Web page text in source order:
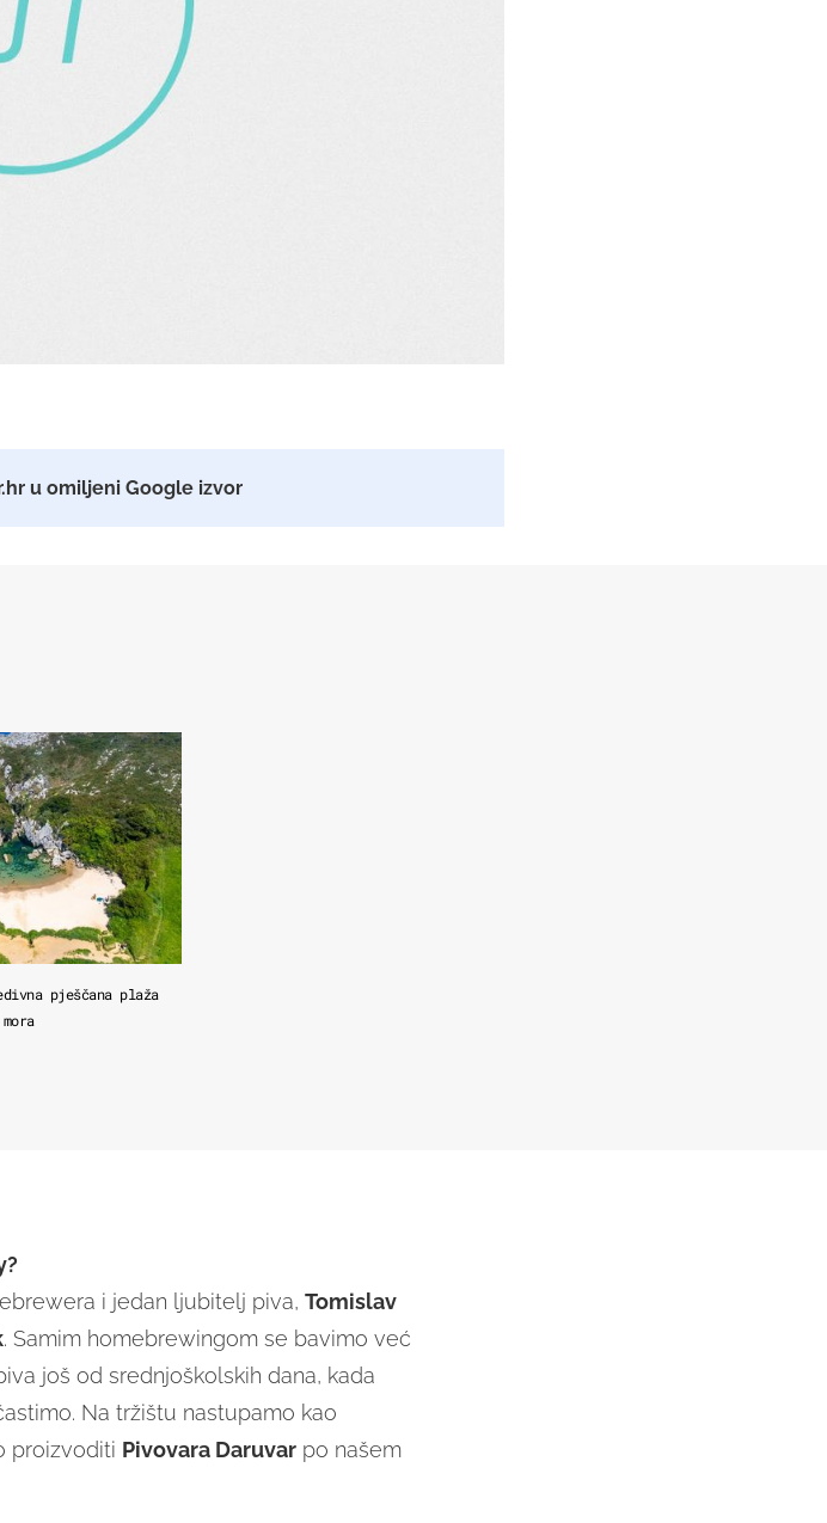
u omiljeni Google izvor
pješčana plaža
i jedan ljubitelj piva, Tomislav
. Samim homebrewingom se bavimo već
još od srednjoškolskih dana, kada
Na tržištu nastupamo kao
proizvoditi Pivovara Daruvarpo našem